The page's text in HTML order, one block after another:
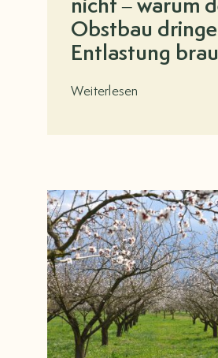
nicht – warum
Obstbau
Entlastung
Weiterlesen